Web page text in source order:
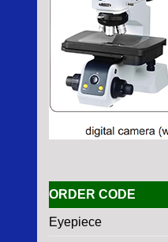
ORDER CODE
Eyepiece